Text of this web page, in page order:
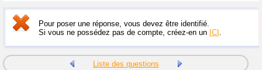
Pour poser une réponse, vous devez être identifié.
Si vous ne possédez pas de compte, créez-en un ICI .
Liste des questions